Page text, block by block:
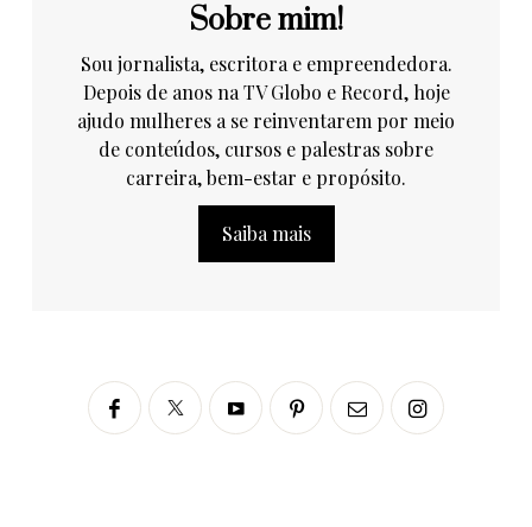
Sobre mim!
Sou jornalista, escritora e empreendedora.
Depois de anos na TV Globo e Record, hoje
ajudo mulheres a se reinventarem por meio
de conteúdos, cursos e palestras sobre
carreira, bem-estar e propósito.
Saiba mais